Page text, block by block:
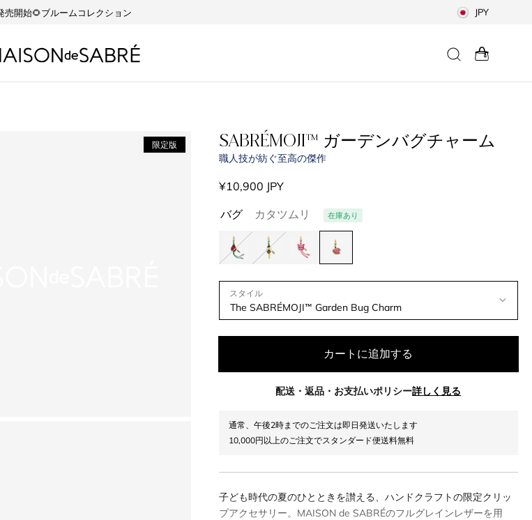
JPY
売開始🌻ブルームコレクション
限定版 SABRÉMOJI™ ガーデンバグチャーム
職人技が紡ぐ至高の傑作
通
価
¥10,900 JPY
バグ
カタツムリ 在庫あり
スタイル
カートに追加する
配送・返品・お支払いポリシー詳しく見る
通常、午後2時までのご注文は即日発送いたします
10,000円以上のご注文でスタンダード便送料無料
子ども時代の夏のひとときを讃える、ハンドクラフトの限定クリッ
プアクセサリー。MAISON de SABRÉのフルグレインレザーを用